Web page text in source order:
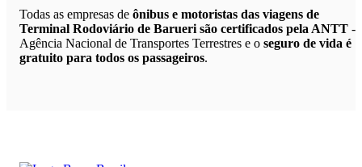
Todas as empresas de ônibus e motoristas das viagens de
Terminal Rodoviário de Barueri são certificados pela ANTT -
Agência Nacional de Transportes Terrestres e o seguro de vida é
gratuito para todos os passageiros.